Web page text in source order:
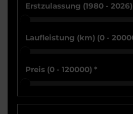
Erstzulassung (1980 - 2026)
Laufleistung (km) (0 -
Preis (0 - 120000) *